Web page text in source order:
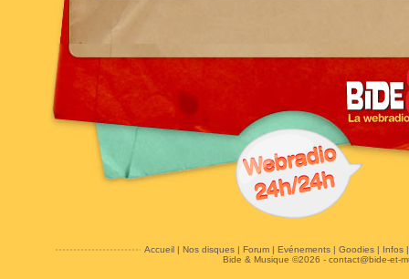
Accueil| Nos disques| Forum| Evénements| Goodies| Infos
Bide & Musique ©2026 - contact@bide-et-